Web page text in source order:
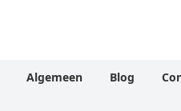
Algemeen Blog